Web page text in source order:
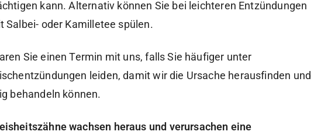
kann. Alternativ können Sie bei leichteren Entzündungen
Salbei- oder Kamilletee spülen.
Sie einen Termin mit uns, falls Sie häufiger unter
leiden, damit wir die Ursache herausfinden und
behandeln können.
wachsen heraus und verursachen eine